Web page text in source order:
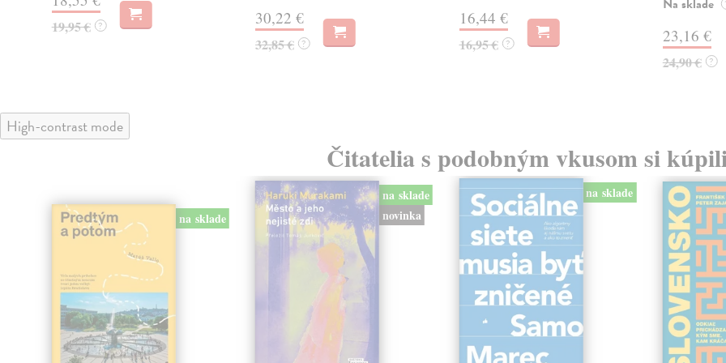
19,95 € ? 30,22 €
32,85 € ?
16,44 €
16,95 € ? 23,16 €
24,90 € ?
High-contrast mode
Čitatelia s podobným vkusom si
na sklade
na sklade
novinka
na sklade